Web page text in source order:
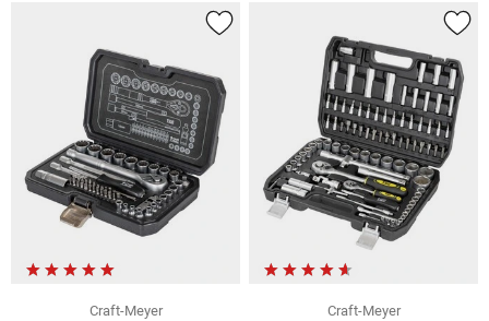
Craft-Meyer
Craft-Meyer